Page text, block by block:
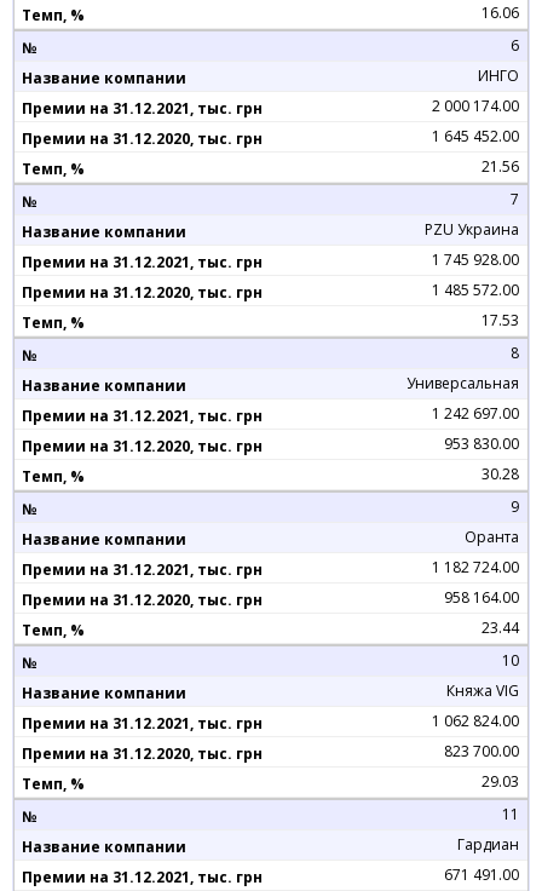
16.06
6
ИНГО
2 000 174.00
1 645 452.00
21.56
7
PZU Украина
1 745 928.00
1 485 572.00
17.53
8
Универсальная
1 242 697.00
953 830.00
30.28
9
Оранта
1 182 724.00
958 164.00
23.44
10
Княжа VIG
1 062 824.00
823 700.00
29.03
11
Гардиан
671 491.00